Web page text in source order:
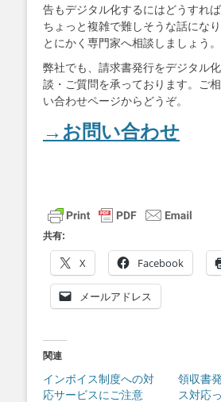
告もデジタル化するにはどうすれば
ちょっと複雑で難しそうな話になり
とにかく専門家へ相談しましょう。
弊社でも、請求書発行をデジタル
談・ご質問を承っております。ご
い合わせページからどうぞ。
→お問い合わせ
共有:
X Facebook
メールアドレス
関連
インボイス制度への対
応サービスにご注意
領収書
ス対応